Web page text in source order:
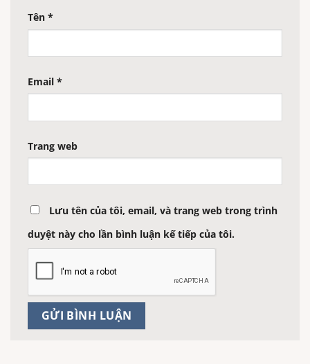
Tên *
Email *
Trang web
Lưu tên của tôi, email, và trang web trong trình
duyệt này cho lần bình luận kế tiếp của tôi.